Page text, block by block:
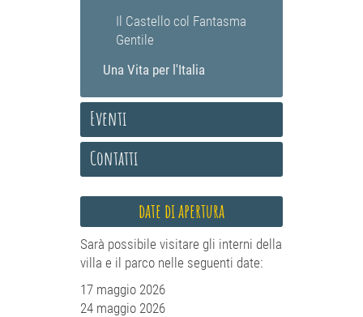
Il Castello col Fantasma
Gentile
Una Vita per l'Italia
Eventi
Contatti
date di apertura
Sarà possibile visitare gli interni della
villa e il parco nelle seguenti date:
17 maggio 2026
24 maggio 2026